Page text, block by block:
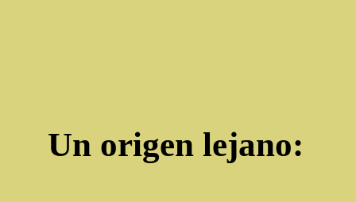
Un origen lejano: